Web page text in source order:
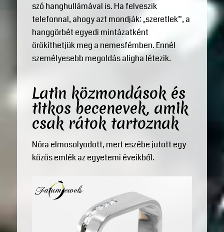
szó hanghullámával is. Ha felveszik
telefonnal, ahogy azt mondják: „szeretlek”, a
hanggörbét egyedi mintázatként
örökíthetjük meg a nemesfémben. Ennél
személyesebb megoldás aligha létezik.
Latin közmondások és
titkos becenevek, amik
csak rátok tartoznak
Nóra elmosolyodott, mert eszébe jutott egy
közös emlék az egyetemi éveikből.